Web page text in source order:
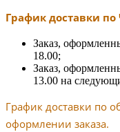
График доставки по
Заказ,
18.00;
Заказ,
13.00 на
График доставки по
оформлении заказа.